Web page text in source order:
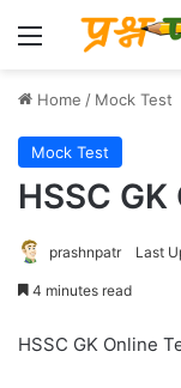
Menu
Home / Mock Test
Mock Test
HSSC
prashnpatr Last
4 minutes read
HSSC GK Online